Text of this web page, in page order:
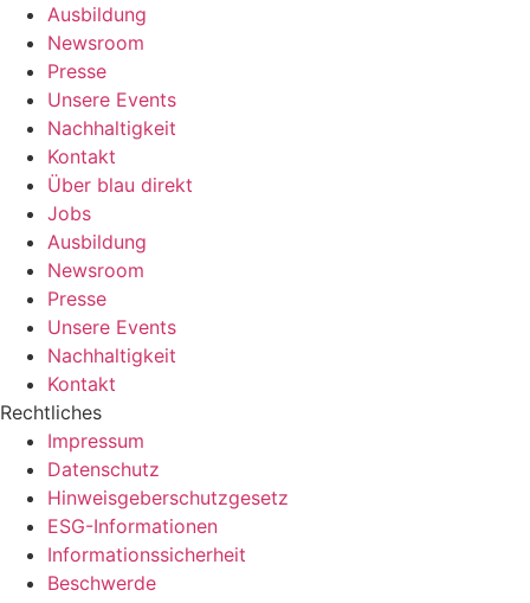
Ausbildung
Newsroom
Presse
Unsere Events
Nachhaltigkeit
Kontakt
Über blau direkt
Jobs
Ausbildung
Newsroom
Presse
Unsere Events
Nachhaltigkeit
Kontakt
Rechtliches
Impressum
Datenschutz
Hinweisgeberschutzgesetz
ESG-Informationen
Informationssicherheit
Beschwerde